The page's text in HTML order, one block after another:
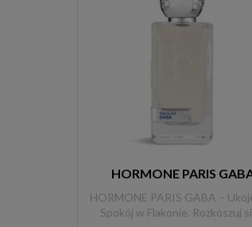
HORMONE PARIS
HORMONE PARIS GABA –
Spokój w Flakonie. Rozkoszuj